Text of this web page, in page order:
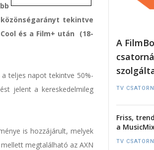
tekintve
és a Film+ után (18-
teljes napot tekintve 50%-
jelent a kereskedelmileg
is hozzájárult, melyek
megtalálható az AXN
A
TV
Friss,
a
TV